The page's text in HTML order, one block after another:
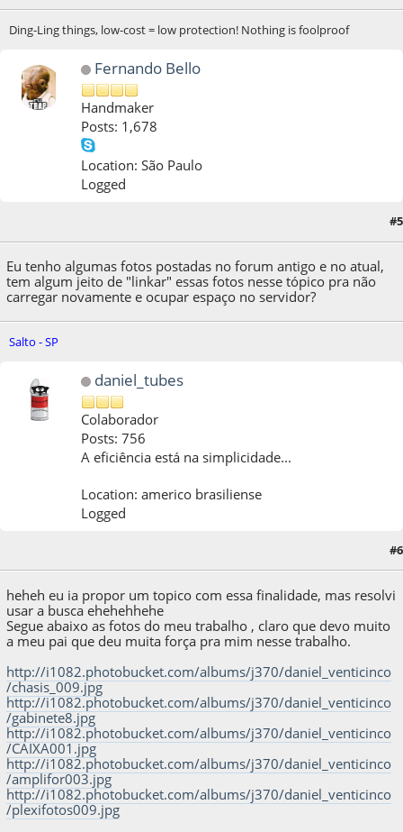
Ding-Ling things, low-cost = low protection! Nothing is foolproof
Fernando Bello
Handmaker
Posts: 1,678
Location: São Paulo
Logged
#5
Eu tenho algumas fotos postadas no forum antigo e no atual,
tem algum jeito de "linkar" essas fotos nesse tópico pra não
carregar novamente e ocupar espaço no servidor?
Salto - SP
daniel_tubes
Colaborador
Posts: 756
A eficiência está na simplicidade...
Location: americo brasiliense
Logged
#6
heheh eu ia propor um topico com essa finalidade, mas resolvi
usar a busca ehehehhehe
Segue abaixo as fotos do meu trabalho , claro que devo muito
a meu pai que deu muita força pra mim nesse trabalho.
http://i1082.photobucket.com/albums/j370/daniel_venticinco
/chasis_009.jpg
http://i1082.photobucket.com/albums/j370/daniel_venticinco
/gabinete8.jpg
http://i1082.photobucket.com/albums/j370/daniel_venticinco
/CAIXA001.jpg
http://i1082.photobucket.com/albums/j370/daniel_venticinco
/amplifor003.jpg
http://i1082.photobucket.com/albums/j370/daniel_venticinco
/plexifotos009.jpg